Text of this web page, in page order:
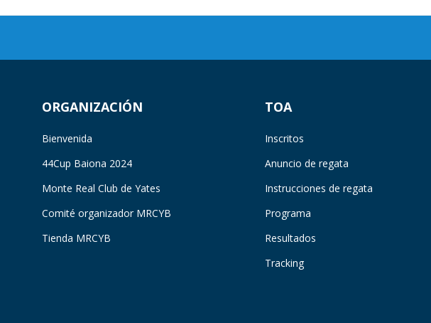
ORGANIZACIÓN
Bienvenida
44Cup Baiona 2024
Monte Real Club de Yates
Comité organizador MRCYB
Tienda MRCYB
TOA
Inscritos
Anuncio de regata
Instrucciones de regata
Programa
Resultados
Tracking